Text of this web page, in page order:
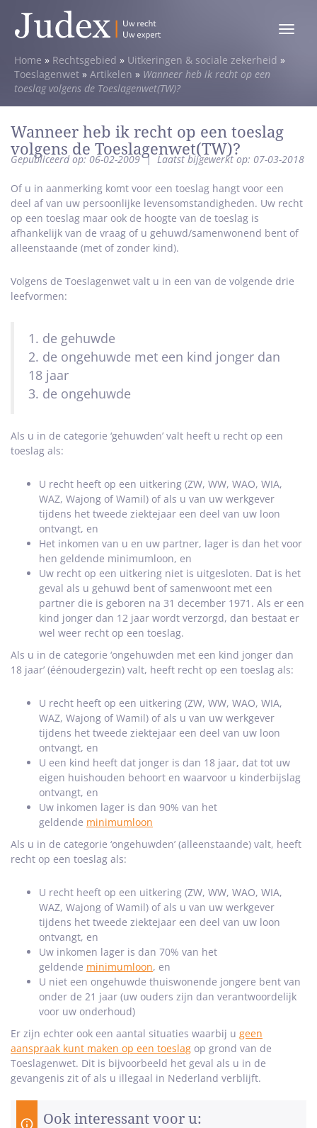
Toggle
Home » Rechtsgebied » Uitkeringen & sociale zekerheid »
Toeslagenwet » Artikelen » Wanneer heb ik recht op een
toeslag volgens de Toeslagenwet(TW)?
Wanneer heb ik recht op een toeslag
volgens de Toeslagenwet(TW)?
Gepubliceerd op: 06-02-2009|Laatst bijgewerkt op: 07-03-2018
Of u in aanmerking komt voor een toeslag hangt voor een
deel af van uw persoonlijke levensomstandigheden. Uw recht
op een toeslag maar ook de hoogte van de toeslag is
afhankelijk van de vraag of u gehuwd/samenwonend bent of
alleenstaande (met of zonder kind).
Volgens de Toeslagenwet valt u in een van de volgende drie
leefvormen:
1. de gehuwde
2. de ongehuwde met een kind jonger dan
18 jaar
3. de ongehuwde
Als u in de categorie ‘gehuwden’ valt heeft u recht op een
toeslag als:
U recht heeft op een uitkering (ZW, WW, WAO, WIA,
WAZ, Wajong of Wamil) of als u van uw werkgever
tijdens het tweede ziektejaar een deel van uw loon
ontvangt, en
Het inkomen van u en uw partner, lager is dan het voor
hen geldende minimumloon, en
Uw recht op een uitkering niet is uitgesloten. Dat is het
geval als u gehuwd bent of samenwoont met een
partner die is geboren na 31 december 1971. Als er een
kind jonger dan 12 jaar wordt verzorgd, dan bestaat er
wel weer recht op een toeslag.
Als u in de categorie ‘ongehuwden met een kind jonger dan
18 jaar’ (éénoudergezin) valt, heeft recht op een toeslag als:
U recht heeft op een uitkering (ZW, WW, WAO, WIA,
WAZ, Wajong of Wamil) of als u van uw werkgever
tijdens het tweede ziektejaar een deel van uw loon
ontvangt, en
U een kind heeft dat jonger is dan 18 jaar, dat tot uw
eigen huishouden behoort en waarvoor u kinderbijslag
ontvangt, en
Uw inkomen lager is dan 90% van het
geldende minimumloon
Als u in de categorie ‘ongehuwden’ (alleenstaande) valt, heeft
recht op een toeslag als:
U recht heeft op een uitkering (ZW, WW, WAO, WIA,
WAZ, Wajong of Wamil) of als u van uw werkgever
tijdens het tweede ziektejaar een deel van uw loon
ontvangt, en
Uw inkomen lager is dan 70% van het
geldende minimumloon, en
U niet een ongehuwde thuiswonende jongere bent van
onder de 21 jaar (uw ouders zijn dan verantwoordelijk
voor uw onderhoud)
Er zijn echter ook een aantal situaties waarbij u geen
aanspraak kunt maken op een toeslag op grond van de
Toeslagenwet. Dit is bijvoorbeeld het geval als u in de
gevangenis zit of als u illegaal in Nederland verblijft.
Ook interessant voor u: